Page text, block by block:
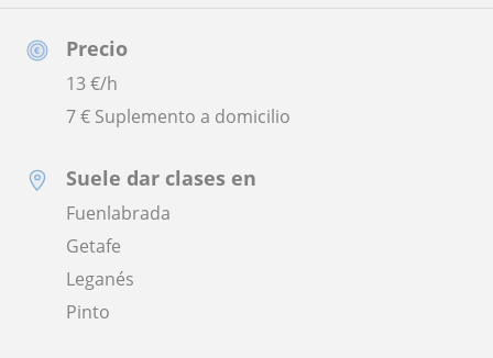
Precio
13 €/h
7 € Suplemento a domicilio
Suele dar clases en
Fuenlabrada
Getafe
Leganés
Pinto